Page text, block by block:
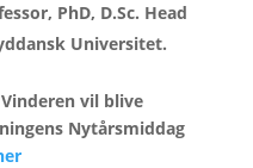
PhD, D.Sc. Head
Universitet.
Vinderen vil blive
Nytårsmiddag